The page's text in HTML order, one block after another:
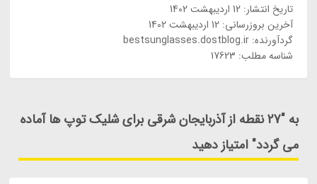
تاریخ انتشار:12 اردیبهشت 1402
آخرین بروزرسانی:12 اردیبهشت 1402
گردآورنده:bestsunglasses.dostblog.ir
شناسه مطلب: 17623
به "27 نقطه از آذربایجان شرقی برای شلیک توپ ها آماده
می گردد" امتیاز دهید